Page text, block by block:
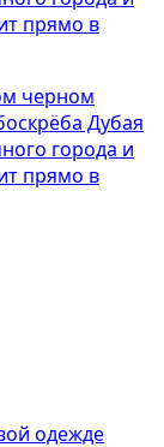
черном
Дубая
города и
прямо в